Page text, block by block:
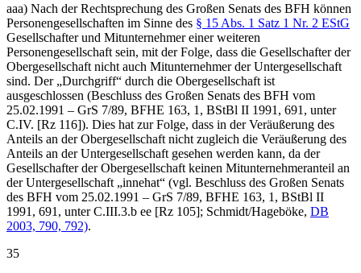
aaa) Nach der Rechtsprechung des Großen Senats des BFH können
Personengesellschaften im Sinne des § 15 Abs. 1 Satz 1 Nr. 2 EStG
Gesellschafter und Mitunternehmer einer weiteren
Personengesellschaft sein, mit der Folge, dass die Gesellschafter der
Obergesellschaft nicht auch Mitunternehmer der Untergesellschaft
sind. Der „Durchgriff“ durch die Obergesellschaft ist
ausgeschlossen (Beschluss des Großen Senats des BFH vom
25.02.1991 – GrS 7/89, BFHE 163, 1, BStBl II 1991, 691, unter
C.IV. [Rz 116]). Dies hat zur Folge, dass in der Veräußerung des
Anteils an der Obergesellschaft nicht zugleich die Veräußerung des
Anteils an der Untergesellschaft gesehen werden kann, da der
Gesellschafter der Obergesellschaft keinen Mitunternehmeranteil an
der Untergesellschaft „innehat“ (vgl. Beschluss des Großen Senats
des BFH vom 25.02.1991 – GrS 7/89, BFHE 163, 1, BStBl II
1991, 691, unter C.III.3.b ee [Rz 105]; Schmidt/Hageböke, DB
2003, 790, 792).
35